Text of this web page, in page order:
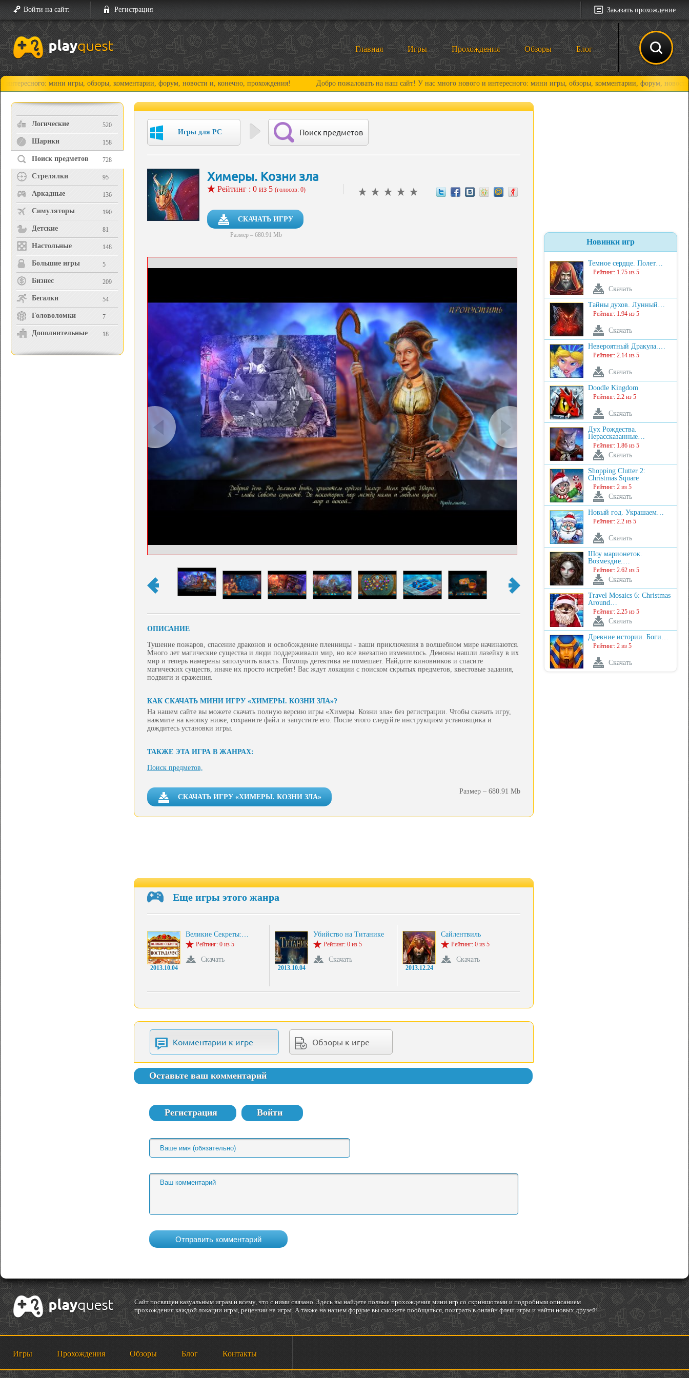
Войти на сайт: Регистрация Заказать прохождение
Главная Игры Прохождения Обзоры Блог
мини игры, обзоры, комментарии, форум, новости и, конечно, прохождения! Добро пожаловать на наш сайт! У нас много нового и интересного: мини игры, обзоры, комментарии, форум, новости и,
Логические 520
Шарики 158
Поиск предметов 728
Стрелялки 95
Аркадные 136
Симуляторы 190
Детские 81
Настольные 148
Большие игры 5
Бизнес 209
Бегалки 54
Головоломки 7
Дополнительные 18
Игры для PC Поиск предметов
Химеры. Козни зла
Рейтинг : 0 из 5 (голосов: 0)
СКАЧАТЬ ИГРУ
Размер – 680.91 Mb
ОПИСАНИЕ
Тушение пожаров, спасение драконов и освобождение пленницы - ваши приключения в волшебном мире начинаются.
Много лет магические существа и люди поддерживали мир, но все внезапно изменилось. Демоны нашли лазейку в их
мир и теперь намерены заполучить власть. Помощь детектива не помешает. Найдите виновников и спасите
магических существ, иначе их просто истребят! Вас ждут локации с поиском скрытых предметов, квестовые задания,
подвиги и сражения.
КАК СКАЧАТЬ МИНИ ИГРУ «ХИМЕРЫ. КОЗНИ ЗЛА»?
На нашем сайте вы можете скачать полную версию игры «Химеры. Козни зла» без регистрации. Чтобы скачать игру,
нажмите на кнопку ниже, сохраните файл и запустите его. После этого следуйте инструкциям установщика и
дождитесь установки игры.
ТАКЖЕ ЭТА ИГРА В ЖАНРАХ:
Поиск предметов,
СКАЧАТЬ ИГРУ «ХИМЕРЫ. КОЗНИ ЗЛА»
Размер – 680.91 Mb
Еще игры этого жанра
2013.10.04
Великие Секреты:…
Рейтинг: 0 из 5
Скачать
2013.10.04
Убийство на Титанике
Рейтинг: 0 из 5
Скачать
2013.12.24
Сайлентвиль
Рейтинг: 0 из 5
Скачать
Комментарии к игре Обзоры к игре
Оставьте ваш комментарий
Регистрация Войти
Новинки игр
Темное сердце. Полет…
Рейтинг: 1.75 из 5
Скачать
Тайны духов. Лунный…
Рейтинг: 1.94 из 5
Скачать
Невероятный Дракула.…
Рейтинг: 2.14 из 5
Скачать
Doodle Kingdom
Рейтинг: 2.2 из 5
Скачать
Дух Рождества.
Нерассказанные…
Рейтинг: 1.86 из 5
Скачать
Shopping Clutter 2:
Christmas Square
Рейтинг: 2 из 5
Скачать
Новый год. Украшаем…
Рейтинг: 2.2 из 5
Скачать
Шоу марионеток.
Возмездие.…
Рейтинг: 2.62 из 5
Скачать
Travel Mosaics 6: Christmas
Around…
Рейтинг: 2.25 из 5
Скачать
Древние истории. Боги…
Рейтинг: 2 из 5
Скачать
Cайт посвящен казуальным играм и всему, что с ними связано. Здесь вы найдете полные прохождения мини игр со скриншотами и подробным описанием
прохождения каждой локации игры, рецензии на игры. А также на нашем форуме вы сможете пообщаться, поиграть в онлайн флеш игры и найти новых друзей!
Игры Прохождения Обзоры Блог Контакты